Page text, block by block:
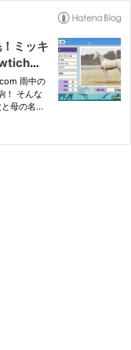
ミッキ
版
雨中の
！ そんな
母の名前